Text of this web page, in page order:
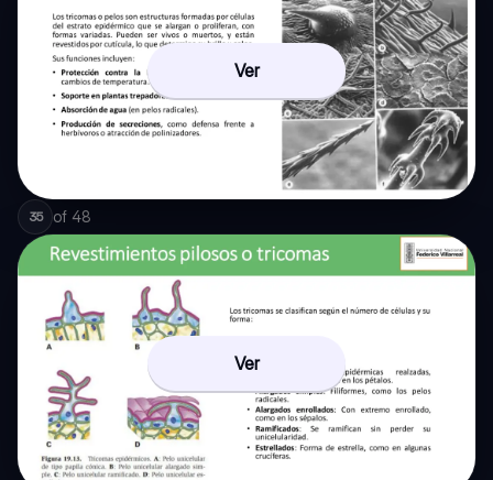
Ver
35 of 48
Ver